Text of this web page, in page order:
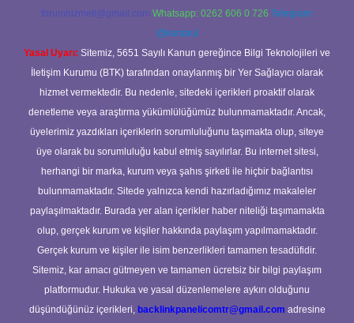
forumhizmeti@gmail.com Whatsapp: 0262 606 0 726 Telegram:
@karabul
Yasal Uyarı: Sitemiz, 5651 Sayılı Kanun gereğince Bilgi Teknolojileri ve
İletişim Kurumu (BTK) tarafından onaylanmış bir Yer Sağlayıcı olarak
hizmet vermektedir. Bu nedenle, sitedeki içerikleri proaktif olarak
denetleme veya araştırma yükümlülüğümüz bulunmamaktadır. Ancak,
üyelerimiz yazdıkları içeriklerin sorumluluğunu taşımakta olup, siteye
üye olarak bu sorumluluğu kabul etmiş sayılırlar. Bu internet sitesi,
herhangi bir marka, kurum veya şahıs şirketi ile hiçbir bağlantısı
bulunmamaktadır. Sitede yalnızca kendi hazırladığımız makaleler
paylaşılmaktadır. Burada yer alan içerikler haber niteliği taşımamakta
olup, gerçek kurum ve kişiler hakkında paylaşım yapılmamaktadır.
Gerçek kurum ve kişiler ile isim benzerlikleri tamamen tesadüfidir.
Sitemiz, kar amacı gütmeyen ve tamamen ücretsiz bir bilgi paylaşım
platformudur. Hukuka ve yasal düzenlemelere aykırı olduğunu
düşündüğünüz içerikleri, backlinkpanelicomtr@gmail.com adresine